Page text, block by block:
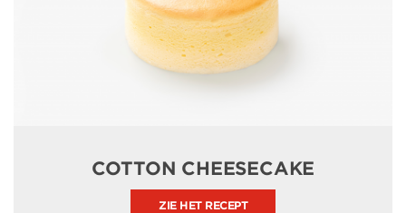
COTTON CHEESECAKE
ZIE HET RECEPT